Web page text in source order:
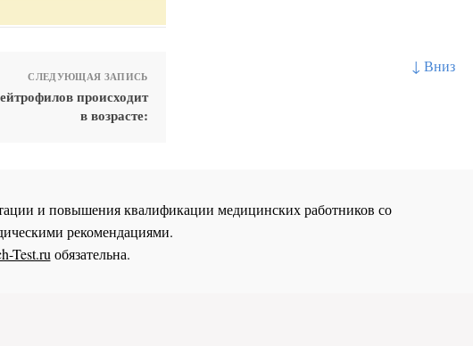
↓ Вниз
СЛЕДУЮЩАЯ ЗАПИСЬ
происходит
в возрасте:
и повышения квалификации медицинских работников со
рекомендациями.
Test.ruобязательна.